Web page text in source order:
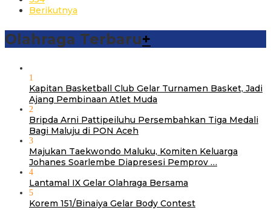
Berikutnya
Olahraga Terbaru+
1
Kapitan Basketball Club Gelar Turnamen Basket, Jadi
Ajang Pembinaan Atlet Muda
2
Bripda Arni Pattipeiluhu Persembahkan Tiga Medali
Bagi Maluju di PON Aceh
3
Majukan Taekwondo Maluku, Komiten Keluarga
Johanes Soarlembe Diapresesi Pemprov …
4
Lantamal IX Gelar Olahraga Bersama
5
Korem 151/Binaiya Gelar Body Contest